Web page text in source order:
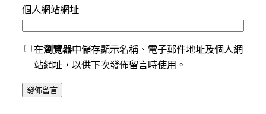
個人網站網址
在瀏覽器中儲存顯示名稱、電子郵件地址及個人網
站網址，以供下次發佈留言時使用。